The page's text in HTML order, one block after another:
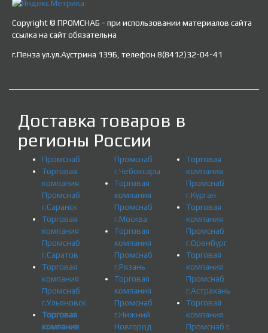
Copyright © ПРОМСНАБ - при использовании материалов сайта
ссылка на сайт обязательна
г.Пенза ул.ул.Аустрина 139Б, телефон 8(8412)32-04-41
Доставка товаров в
регионы России
Промснаб
Торговая
компания
Промснаб
г.Саранск
Торговая
компания
Промснаб
г.Саратов
Торговая
компания
Промснаб
г.Ульяновск
Торговая
компания
Промснаб
г.Чебоксары
Торговая
компания
Промснаб
г.Москва
Торговая
компания
Промснаб
г.Рязань
Торговая
компания
Промснаб
г.Нижний
Новгород
Торговая
компания
Промснаб
г.Курган
Торговая
компания
Промснаб
г.Оренбург
Торговая
компания
Промснаб
г.Астрахань
Торговая
компания
Промснаб г.